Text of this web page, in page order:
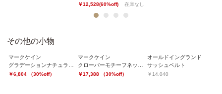
￥12,528(60%off) 在庫なし
2 3 4
その他の小物
マークケイン
￥6,804 （30%off）
マークケイン
￥17,388 （30%off）
オールドイングランド
サッシュベルト
￥14,040